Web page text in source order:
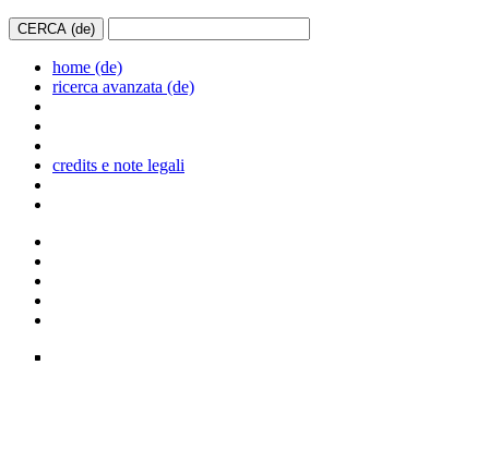
home (de)
ricerca avanzata (de)
credits e note legali